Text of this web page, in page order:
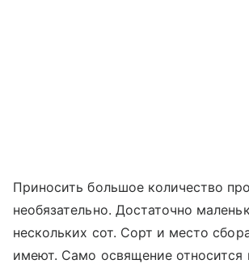
Приносить большое количество
необязательно. Достаточно
нескольких сот. Сорт и место
имеют. Само освящение относится